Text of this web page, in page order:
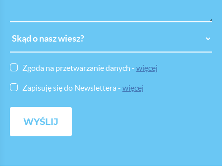
o
nasz
wieszZgoda na przetwarzanie danych - więcej
Zapisuję się do Newslettera - więcej